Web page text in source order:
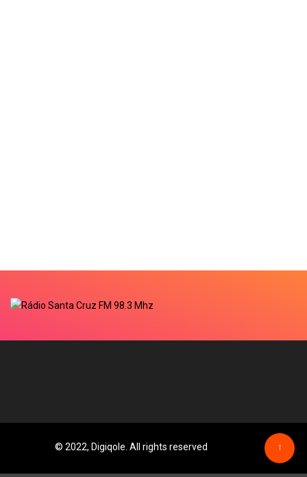
© 2022, Digiqole. All rights reserved ↑